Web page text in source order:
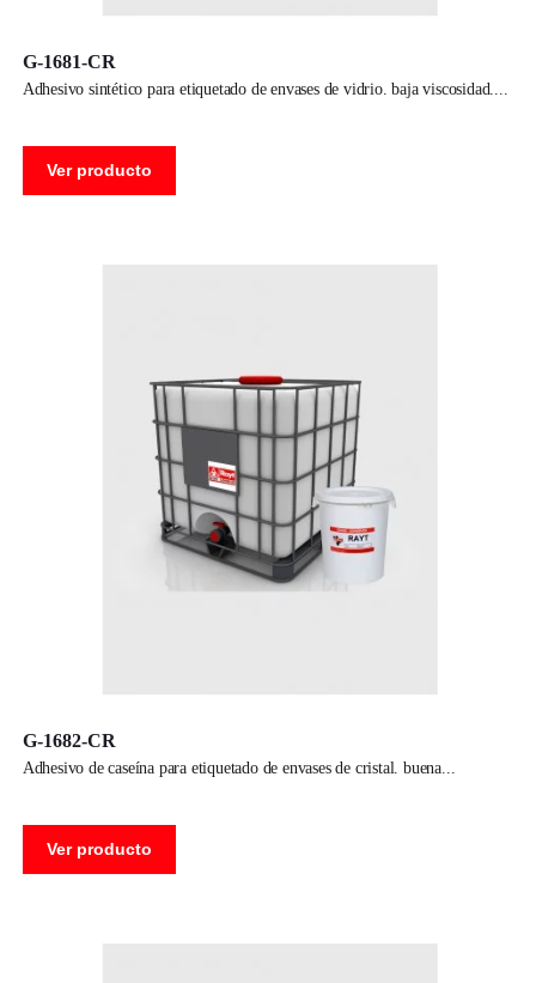
G-1681-CR
adhesivo sintético para etiquetado de envases de vidrio. baja viscosidad.
Ver producto
G-1682-CR
adhesivo de caseína para etiquetado de envases de cristal. buena
Ver producto